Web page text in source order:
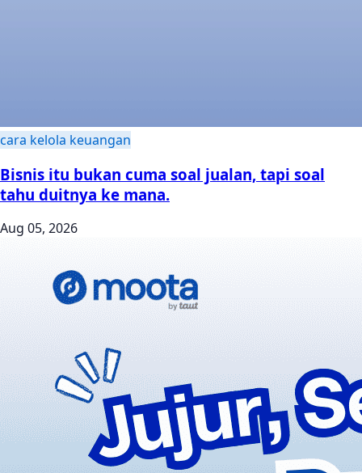
cara kelola keuangan
Bisnis itu bukan cuma soal jualan, tapi soal
tahu duitnya ke mana.
Aug 05, 2026